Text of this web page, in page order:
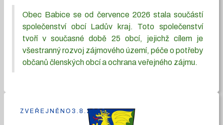
Obec Babice se od července 2026 stala součástí
společenství obcí Ladův kraj. Toto společenství
tvoří v současné době 25 obcí, jejichž cílem je
všestranný rozvoj zájmového území, péče o potřeby
občanů členských obcí a ochrana veřejného zájmu.
ZVEŘEJNĚNO 3.8.2026